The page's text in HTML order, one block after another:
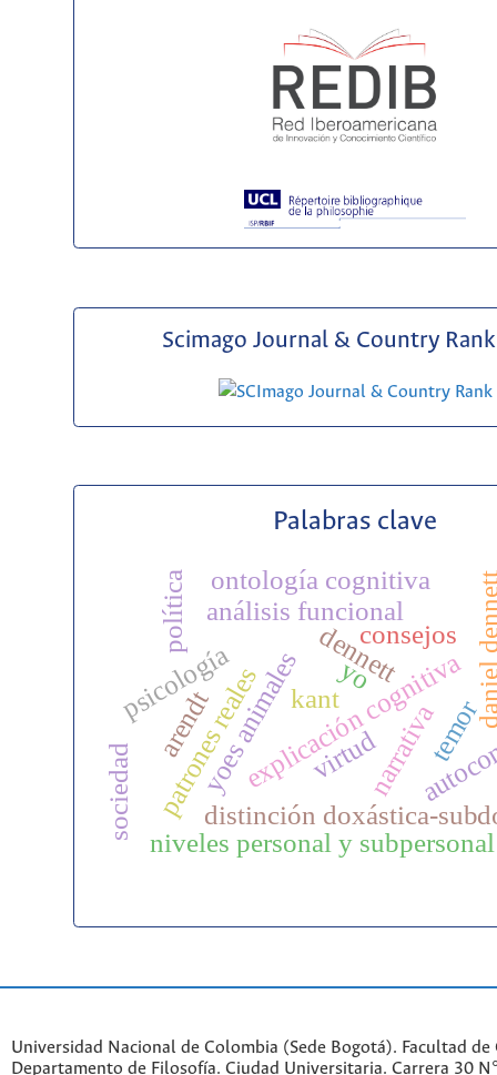
Scimago Journal & Country Rank
Palabras clave
dennett
explicación cognitiva
análisis funcional
distinción doxástica-
yo
narrativa
patrones reales
yoes animales
niveles personal y subpersonal
ontología cognitiva
psicología
política
sociedad
temor
kant
arendt
consejos
virtud
Universidad Nacional de Colombia (Sede Bogotá). Facultad de
Departamento de Filosofía. Ciudad Universitaria. Carrera 30